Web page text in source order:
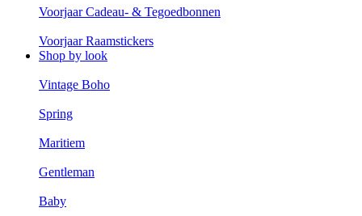
Voorjaar Cadeau- & Tegoedbonnen
Voorjaar Raamstickers
Shop by look
Vintage Boho
Spring
Maritiem
Gentleman
Baby